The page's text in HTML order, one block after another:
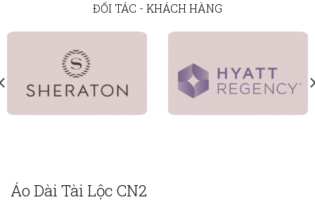
ĐỐI TÁC - KHÁCH HÀNG
Áo Dài Tài Lộc CN2